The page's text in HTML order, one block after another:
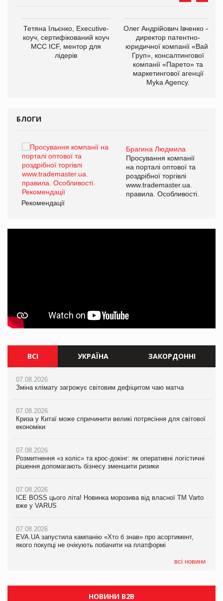
Тетяна Ільєнко, Executive-
коуч, сертифікований коуч
МСС ICF, ментор для
лідерів
Олег Андрійович Івченко —
директор патентно-
юридичної компанії «Вайз
Груп», консалтингової
компанії «Парето» та
маркетингової агенції
Myka Agency.
БЛОГИ
Брагина Людмила
Просування компанії
на порталі оптової та
роздрібної торгівлі
www.trademaster.ua.
правила. Особливості.
Рекомендації
ВСІ УКРАЇНА ЗАКОРДОННІ
07.08.2026
Зміна клімату загрожує світовим дефіцитом чаю матча
07.08.2026
Криза у Китаї може спричинити великі потрясіння для світової
економіки
07.08.2026
Розмитнення «з коліс» та крос-докінг: як оперативні логістичні
рішення допомагають бізнесу зменшити ризики
07.08.2026
ICE BOSS цього літа! Новинка морозива від власної ТМ Varto
вже у VARUS
07.08.2026
EVA.UA запустила кампанію «Хто б знав» про асортимент,
якого покупці не очікують побачити на платформі
всі новини
07.08.2026
Зміна клімату загрожує світовим дефіцитом чаю матча
07.08.2026
Криза у Китаї може спричинити великі потрясіння для світової
економіки
07.08.2026
Розмитнення «з коліс» та крос-докінг: як оперативні логістичні
рішення допомагають бізнесу зменшити ризики
07.08.2026
ICE BOSS цього літа! Новинка морозива від власної ТМ Varto
вже у VARUS
07.08.2026
EVA.UA запустила кампанію «Хто б знав» про асортимент,
якого покупці не очікують побачити на платформі
07.08.2026
Зміна клімату загрожує світовим дефіцитом чаю матча
07.08.2026
Криза у Китаї може спричинити великі потрясіння для світової
економіки
07.08.2026
Kraft Heinz скоротила збиток у першому півріччі
Продажі Hugo Boss впали на 9%
НОВИНИ B2B